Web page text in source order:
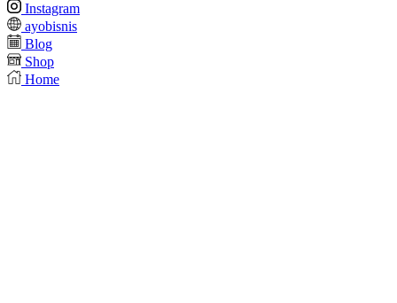
Instagram
ayobisnis
Blog
Shop
Home